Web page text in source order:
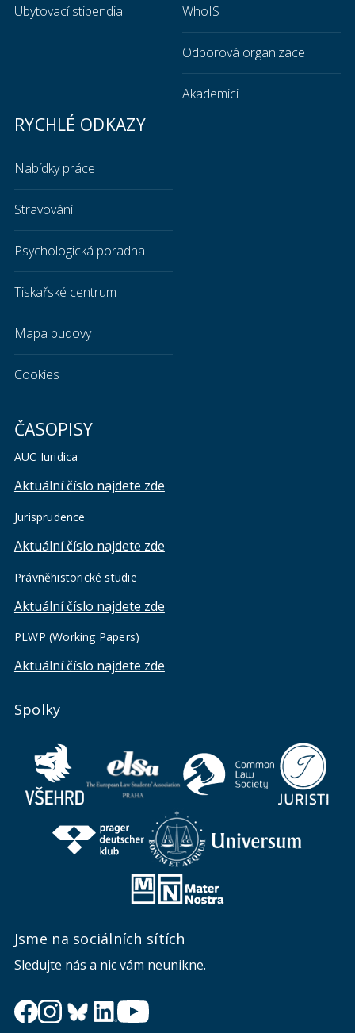
Ubytovací stipendia WhoIS
Odborová organizace
Akademici
RYCHLÉ ODKAZY
Nabídky práce
Stravování
Psychologická poradna
Tiskařské centrum
Mapa budovy
Cookies
ČASOPISY
AUC Iuridica
Aktuální číslo najdete zde
Jurisprudence
Aktuální číslo najdete zde
Právněhistorické studie
Aktuální číslo najdete zde
PLWP (Working Papers)
Aktuální číslo najdete zde
Spolky
Jsme na sociálních sítích
Sledujte nás a nic vám neunikne.